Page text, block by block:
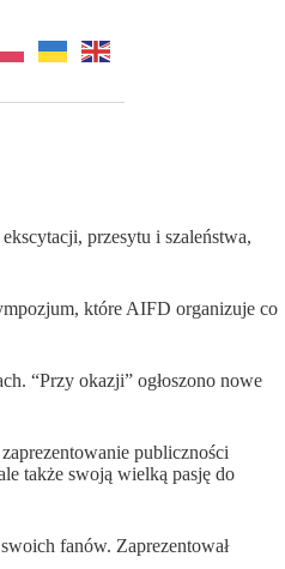
przesytu i szaleństwa,
które AIFD organizuje co
“Przy okazji” ogłoszono nowe
publiczności
także swoją wielką pasję do
fanów. Zaprezentował